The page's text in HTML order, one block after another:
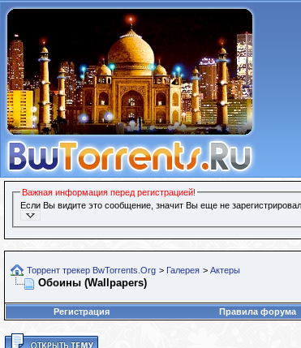
Важная информация перед регистрацией!
Если Вы видите это сообщение, значит Вы еще не
Торрент трекер BwTorrents.Org > Галерея > Актеры
Обоины (Wallpapers)
Регистрация
Правила форума